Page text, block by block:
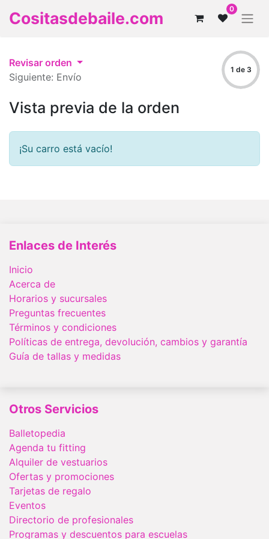
Cositasdebaile.com 0
Revisar orden
Siguiente: Envío
1 de 3
Vista previa de la orden
¡Su carro está vacío!
Enlaces de Interés
Inicio
Acerca de
Horarios y sucursales
Preguntas frecuentes
Términos y condiciones
Políticas de entrega, devolución, cambios y garantía
Guía de tallas y medidas
Otros Servicios
Balletopedia
Agenda tu fitting
Alquiler de vestuarios
Ofertas y promociones
Tarjetas de regalo
Eventos
Directorio de profesionales
Programas y descuentos para escuelas